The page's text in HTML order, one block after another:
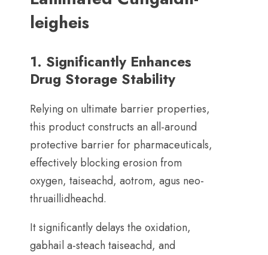
leigheis
1. Significantly Enhances
Drug Storage Stability
Relying on ultimate barrier properties,
this product constructs an all-around
protective barrier for pharmaceuticals,
effectively blocking erosion from
oxygen, taiseachd, aotrom, agus neo-
thruaillidheachd.
It significantly delays the oxidation,
gabhail a-steach taiseachd, and